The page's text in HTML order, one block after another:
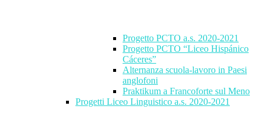
Progetto PCTO a.s. 2020-2021
Progetto PCTO “Liceo Hispánico
Cáceres”
Alternanza scuola-lavoro in Paesi
anglofoni
Praktikum a Francoforte sul Meno
Progetti Liceo Linguistico a.s. 2020-2021